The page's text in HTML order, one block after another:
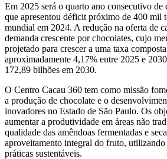
Em 2025 será o quarto ano consecutivo de
que apresentou déficit próximo de 400 mil
mundial em 2024. A redução na oferta de
demanda crescente por chocolates, cujo
projetado para crescer a uma taxa
aproximadamente 4,17% entre 2025 e
172,89 bilhões em 2030.
O Centro Cacau 360 tem como missão
a produção de chocolate e o
inovadores no Estado de São Paulo. Os
aumentar a produtividade em áreas não
qualidade das amêndoas fermentadas e
aproveitamento integral do fruto, utilizando
práticas sustentáveis.